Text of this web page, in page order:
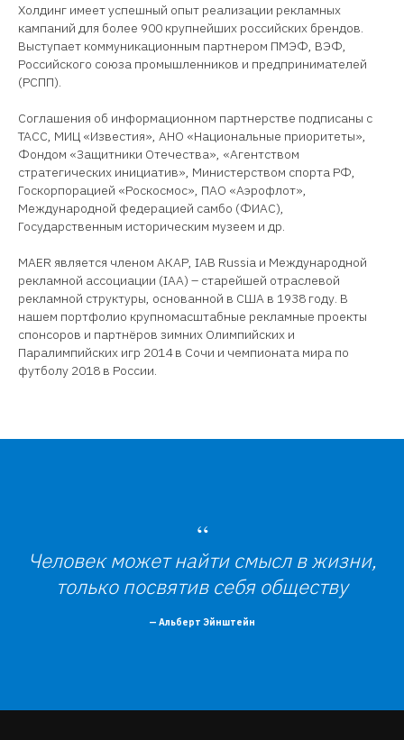
Холдинг имеет успешный опыт реализации рекламных
кампаний для более 900 крупнейших российских брендов.
Выступает коммуникационным партнером ПМЭФ, ВЭФ,
Российского союза промышленников и предпринимателей
(РСПП).
Соглашения об информационном партнерстве подписаны с
ТАСС, МИЦ «Известия», АНО «Национальные приоритеты»,
Фондом «Защитники Отечества», «Агентством
стратегических инициатив», Министерством спорта РФ,
Госкорпорацией «Роскосмос», ПАО «Аэрофлот»,
Международной федерацией самбо (ФИАС),
Государственным историческим музеем и др.
MAER является членом АКАР, IAB Russia и Международной
рекламной ассоциации (IAA) – старейшей отраслевой
рекламной структуры, основанной в США в 1938 году. В
нашем портфолио крупномасштабные рекламные проекты
спонсоров и партнёров зимних Олимпийских и
Паралимпийских игр 2014 в Сочи и чемпионата мира по
футболу 2018 в России.
“
Человек может найти смысл в жизни,
только посвятив себя обществу
— Альберт Эйнштейн